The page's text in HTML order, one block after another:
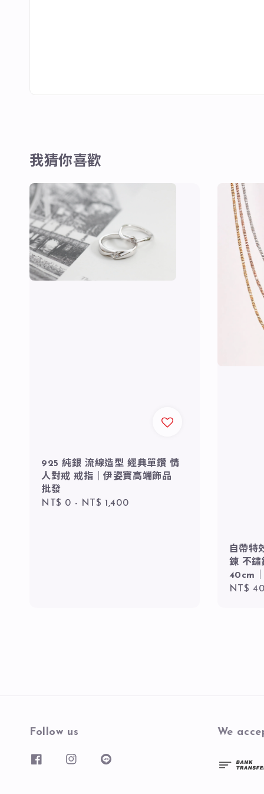
我猜你喜歡
925 純銀 流線造型 經典單鑽 情
人對戒 戒指｜伊姿寶高端飾品
批發
Regular
NT$ 0 - NT$ 1,400
自帶特
鍊 不鏽
40cm
NT$
Follow us We